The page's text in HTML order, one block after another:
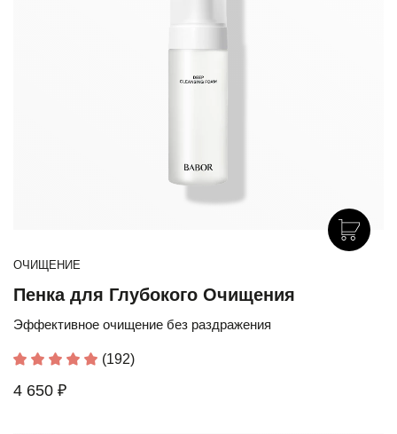
ОЧИЩЕНИЕ
Пенка для Глубокого Очищения
Эффективное очищение без раздражения
(192)
4 650 ₽